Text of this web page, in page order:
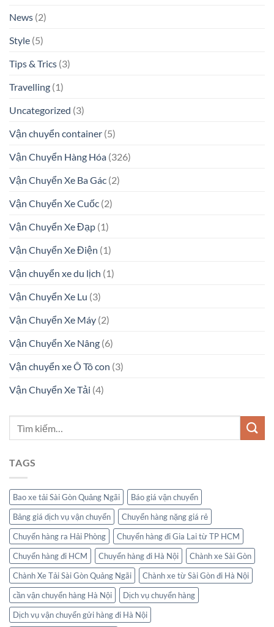
News (2)
Style (5)
Tips & Trics (3)
Travelling (1)
Uncategorized (3)
Vận chuyển container (5)
Vận Chuyển Hàng Hóa (326)
Vận Chuyển Xe Ba Gác (2)
Vận Chuyển Xe Cuốc (2)
Vận Chuyển Xe Đạp (1)
Vận Chuyển Xe Điện (1)
Vận chuyển xe du lịch (1)
Vận Chuyển Xe Lu (3)
Vận Chuyển Xe Máy (2)
Vận Chuyển Xe Nâng (6)
Vận chuyển xe Ô Tô con (3)
Vận Chuyển Xe Tải (4)
TAGS
Bao xe tải Sài Gòn Quảng Ngãi
Báo giá vận chuyển
Bảng giá dịch vụ vận chuyển
Chuyển hàng nặng giá rẻ
Chuyển hàng ra Hải Phòng
Chuyển hàng đi Gia Lai từ TP HCM
Chuyển hàng đi HCM
Chuyển hàng đi Hà Nội
Chành xe Sài Gòn
Chành Xe Tải Sài Gòn Quảng Ngãi
Chành xe từ Sài Gòn đi Hà Nội
cần vận chuyển hàng Hà Nội
Dịch vụ chuyển hàng
Dịch vụ vận chuyển gửi hàng đi Hà Nội